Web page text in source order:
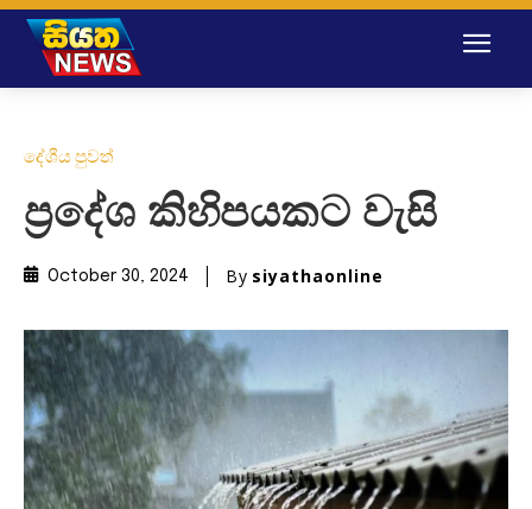
දේශීය පුවත්
ප්‍රදේශ කිහිපයකට වැසි
October 30, 2024 By siyathaonline